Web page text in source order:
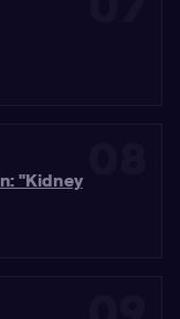
"Kidney